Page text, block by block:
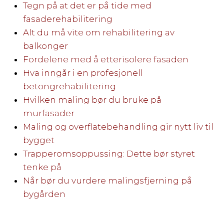
Tegn på at det er på tide med
fasaderehabilitering
Alt du må vite om rehabilitering av
balkonger
Fordelene med å etterisolere fasaden
Hva inngår i en profesjonell
betongrehabilitering
Hvilken maling bør du bruke på
murfasader
Maling og overflatebehandling gir nytt liv til
bygget
Trapperomsoppussing: Dette bør styret
tenke på
Når bør du vurdere malingsfjerning på
bygården